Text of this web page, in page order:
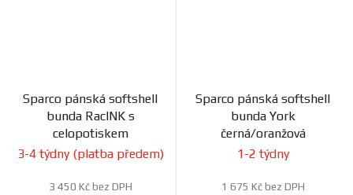
Sparco pánská softshell
bunda RacINK s
celopotiskem
3-4 týdny (platba předem)
3 450 Kč bez DPH
Sparco pánská softshell
bunda York
černá/oranžová
1-2 týdny
1 675 Kč bez DPH